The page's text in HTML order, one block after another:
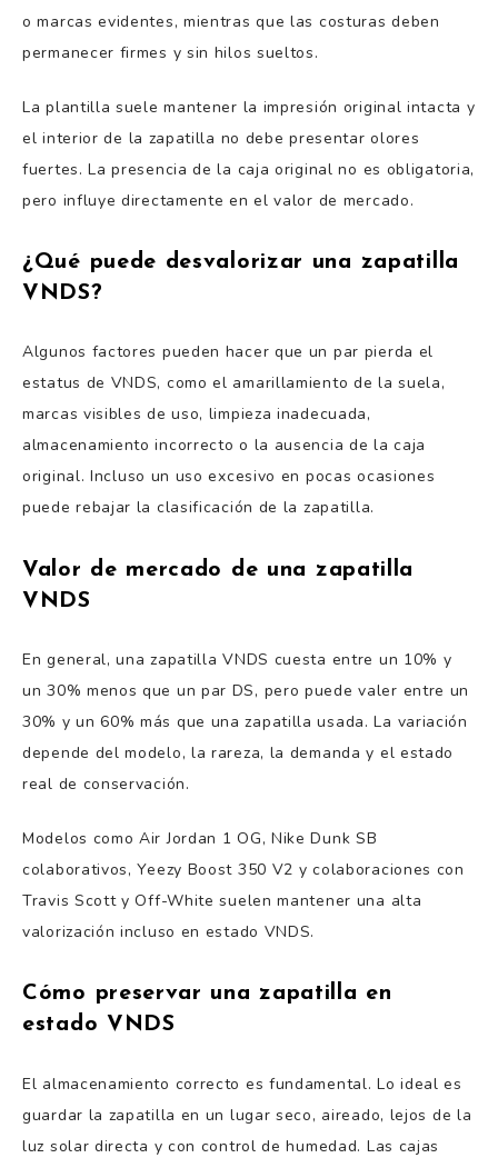
o marcas evidentes, mientras que las costuras deben
permanecer firmes y sin hilos sueltos.
La plantilla suele mantener la impresión original intacta y
el interior de la zapatilla no debe presentar olores
fuertes. La presencia de la caja original no es obligatoria,
pero influye directamente en el valor de mercado.
¿Qué puede desvalorizar una zapatilla
VNDS?
Algunos factores pueden hacer que un par pierda el
estatus de VNDS, como el amarillamiento de la suela,
marcas visibles de uso, limpieza inadecuada,
almacenamiento incorrecto o la ausencia de la caja
original. Incluso un uso excesivo en pocas ocasiones
puede rebajar la clasificación de la zapatilla.
Valor de mercado de una zapatilla
VNDS
En general, una zapatilla VNDS cuesta entre un 10% y
un 30% menos que un par DS, pero puede valer entre un
30% y un 60% más que una zapatilla usada. La variación
depende del modelo, la rareza, la demanda y el estado
real de conservación.
Modelos como Air Jordan 1 OG, Nike Dunk SB
colaborativos, Yeezy Boost 350 V2 y colaboraciones con
Travis Scott y Off-White suelen mantener una alta
valorización incluso en estado VNDS.
Cómo preservar una zapatilla en
estado VNDS
El almacenamiento correcto es fundamental. Lo ideal es
guardar la zapatilla en un lugar seco, aireado, lejos de la
luz solar directa y con control de humedad. Las cajas